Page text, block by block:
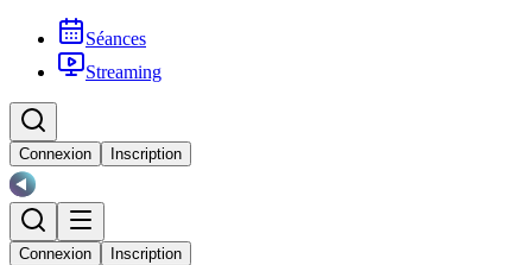
Séances
Streaming
Connexion Inscription
Connexion Inscription